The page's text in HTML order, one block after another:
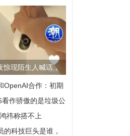
现陌生人喊话，
OpenAI合作：初期
索分成佣金
作骄傲的是垃圾公
假
祎称搭不上
汰
科技巨头是谁，